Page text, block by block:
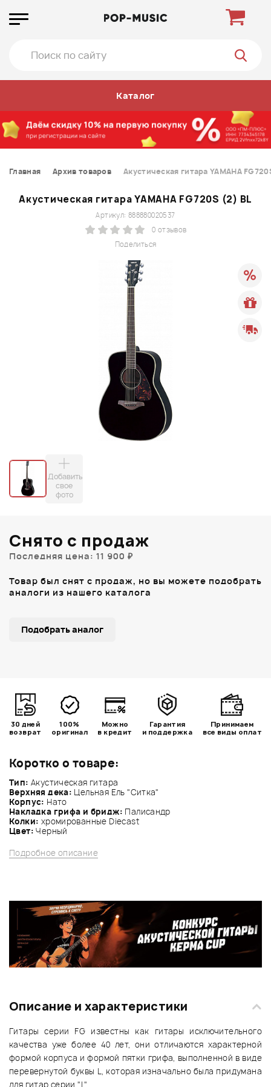
Каталог
Главная Архив товаров Акустическая гитара YAMAHA
Акустическая гитара YAMAHA FG720S (2) BL
Поделиться
Артикул: 888880020537
0 отзывов
Добавить
свое
фото
Коротко о товаре:
Тип: Акустическая гитара
Верхняя дека: Цельная Ель "Ситка"
Корпус: Нато
Накладка грифа и бридж: Палисандр
Колки: хромированные Diecast
Цвет: Черный
Подробное описание
Снято с продаж
Последняя цена: 11 900 ₽
Товар был снят с продаж, но вы можете подобрать
аналоги из нашего каталога
Подобрать аналог
30 дней
возврат
100%
оригинал
Можно
в кредит
Гарантия
и поддержка
Принимаем
все виды оплат
Описание и характеристики
Гитары серии FG известны как гитары исключительного
качества уже более 40 лет, они отличаются характерной
формой корпуса и формой пятки грифа, выполненной в виде
перевернутой буквы L, которая изначально была придумана